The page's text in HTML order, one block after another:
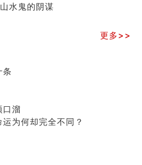
四柱技巧】
(一)
擺設？門中門風水解方？
些？五行属水的汉字大全
指长短能看出什么？
十大禁忌
水鬼的阴谋
更多>>
条
口溜
运为何却完全不同？